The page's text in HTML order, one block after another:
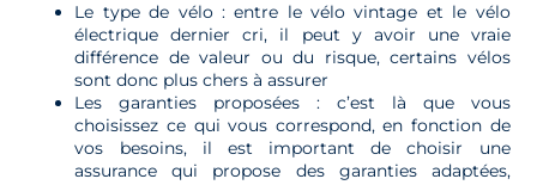
Le type de vélo : entre le vélo vintage et le vélo
électrique dernier cri, il peut y avoir une vraie
différence de valeur ou du risque, certains vélos
sont donc plus chers à assurer
Les garanties proposées : c’est là que vous
choisissez ce qui vous correspond, en fonction de
vos besoins, il est important de choisir une
assurance qui propose des garanties adaptées,